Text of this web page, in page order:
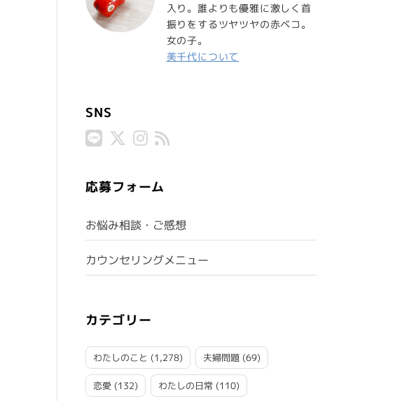
入り。誰よりも優雅に激しく首
振りをするツヤツヤの赤ベコ。
女の子。
美千代について
SNS
応募フォーム
お悩み相談・ご感想
カウンセリングメニュー
カテゴリー
わたしのこと (1,278) 夫婦問題 (69)
恋愛 (132) わたしの日常 (110)